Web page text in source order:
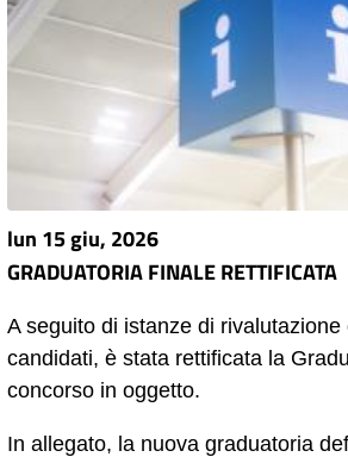
lun 15 giu, 2026
GRADUATORIA FINALE RETTIFICATA
A seguito di istanze di
candidati, è stata rettificata la
concorso in oggetto.
In allegato, la nuova graduatoria